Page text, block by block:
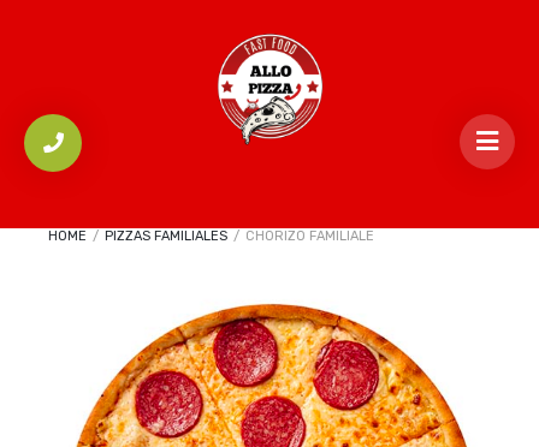
HOME / PIZZAS FAMILIALES / CHORIZO FAMILIALE